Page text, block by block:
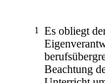
1 Es obliegt
Beachtung